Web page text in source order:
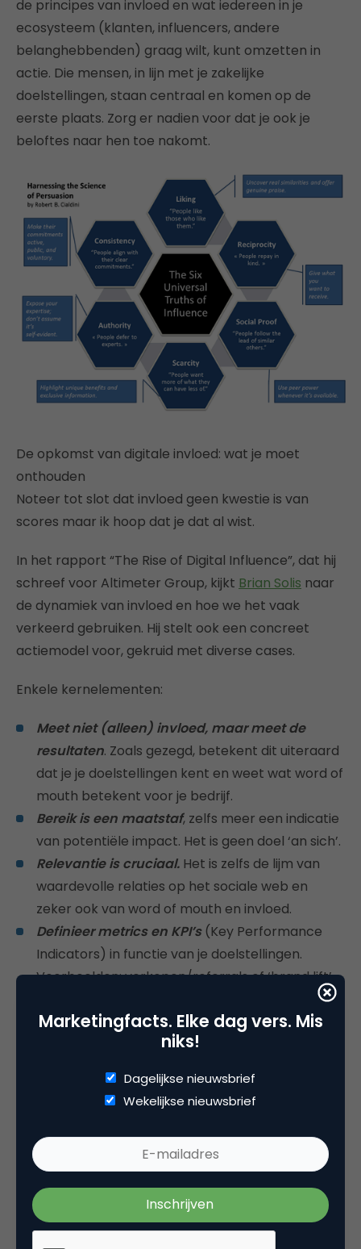
de principes van invloed en wat iedereen in je
ecosysteem (klanten, influencers, andere
belanghebbenden) graag wilt, kunt omzetten in
actie. Die mensen, in lijn met je zakelijke
doelstellingen, staan centraal en komen op de
eerste plaats. Zorg er nadien voor dat je ook je
beloftes naar hen toe nakomt.
De opkomst van digitale invloed: wat je moet
onthouden
Noteer tot slot dat invloed geen kwestie is van
scores maar ik hoop dat je dat al wist.
In het rapport “The Rise of Digital Influence”, dat hij
schreef voor Altimeter Group, kijkt Brian Solis naar
de dynamiek van invloed en hoe we het vaak
verkeerd gebruiken. Hij stelt ook een concreet
actiemodel voor, gekruid met diverse cases.
Enkele kernelementen:
Meet niet (alleen) invloed, maar meet de
resultaten. Zoals gezegd, betekent dit uiteraard
dat je je doelstellingen kent en weet wat word of
mouth betekent voor je bedrijf.
Bereik is een maatstaf, zelfs meer een indicatie
van potentiële impact. Het is geen doel ‘an sich’.
Relevantie is cruciaal. Het is zelfs de lijm van
waardevolle relaties op het sociale web en
zeker ook van word of mouth en invloed.
Definieer metrics en KPI’s (Key Performance
Indicators) in functie van je doelstellingen.
Voorbeelden: verkopen/referrals of ‘brand lift’.
Als je de impact van die laatste op je business
wilt kennen moet je natuurlijk ook de impact van
je merk op je omzet kennen.
componenten: 1) objectieven, 2) stappen en 3)
de elementen die je moet definiëren om de
objectieven te bereiken via de juiste stappen.
Je ontdekt het volledige rapport van Brian Solis
hieronder. Invloed is één van de thema’s waar hij
het op 28 juni zal over hebben op deBrian Solis
Marketingfacts. Elke dag vers. Mis
niks!
Dagelijkse nieuwsbrief
Wekelijkse nieuwsbrief